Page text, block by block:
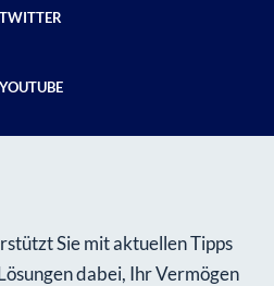
Sie mit aktuellen Tipps
dabei, Ihr Vermögen